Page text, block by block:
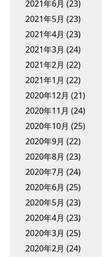
2021年6月 (23)
2021年5月 (23)
2021年4月 (23)
2021年3月 (24)
2021年2月 (22)
2021年1月 (22)
2020年12月 (21)
2020年11月 (24)
2020年10月 (25)
2020年9月 (22)
2020年8月 (23)
2020年7月 (24)
2020年6月 (25)
2020年5月 (23)
2020年4月 (23)
2020年3月 (25)
2020年2月 (24)